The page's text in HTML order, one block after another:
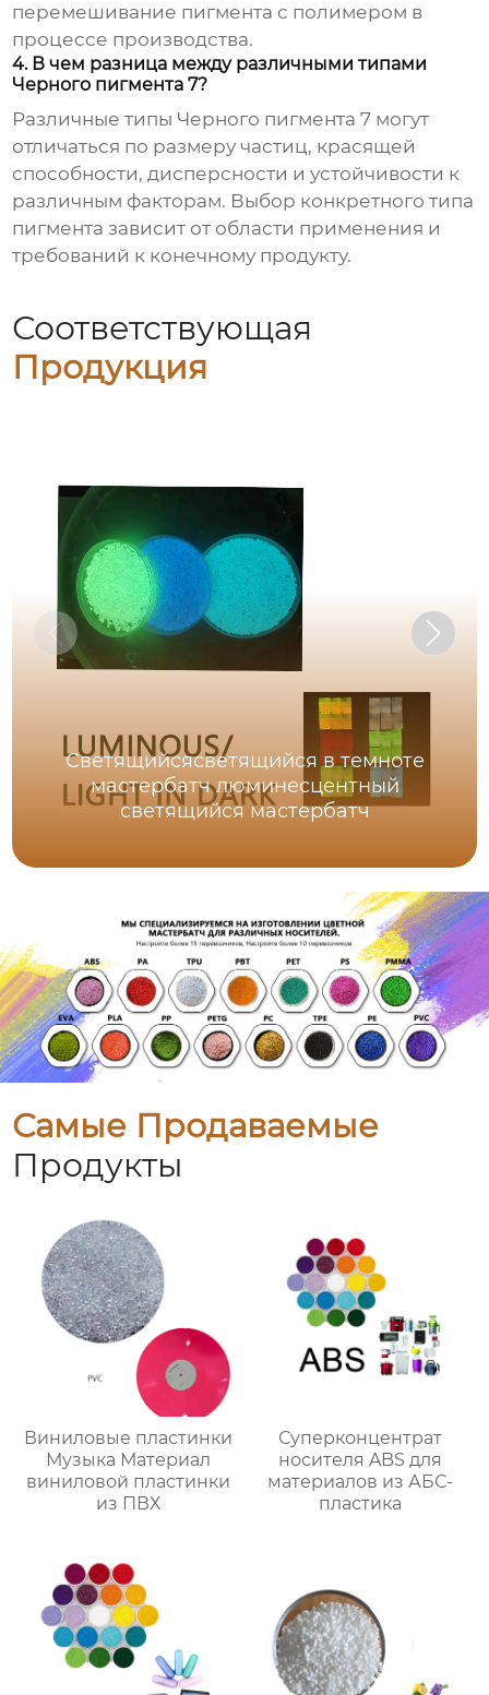
перемешивание пигмента с полимером в
процессе производства.
4. В чем разница между различными типами
Черного пигмента 7?
Различные типы Черного пигмента 7 могут
отличаться по размеру частиц, красящей
способности, дисперсности и устойчивости к
различным факторам. Выбор конкретного типа
пигмента зависит от области применения и
требований к конечному продукту.
Соответствующая
Продукция
Светящийсясветящийся в темноте
мастербатч люминесцентный
светящийся мастербатч
Самые Продаваемые
Продукты
Виниловые пластинки
Музыка Материал
виниловой пластинки
из ПВХ
Суперконцентрат
носителя ABS для
материалов из АБС-
пластика